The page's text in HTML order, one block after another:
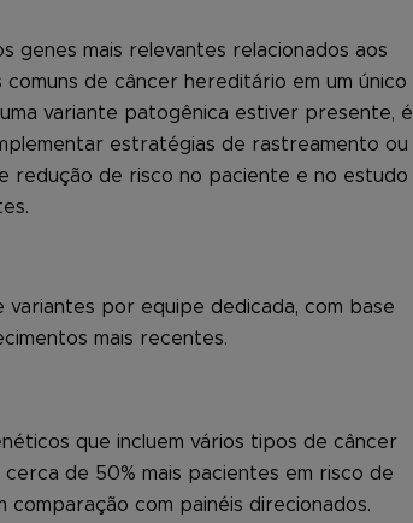
genes mais relevantes relacionados aos
comuns de câncer hereditário em um único
variante patogênica estiver presente, é
estratégias de rastreamento ou
redução de risco no paciente e no estudo
variantes por equipe dedicada, com base
mais recentes.
que incluem vários tipos de câncer
de 50% mais pacientes em risco de
comparação com painéis direcionados.